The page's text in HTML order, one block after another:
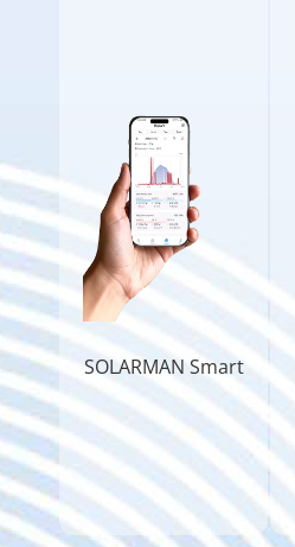
SOLARMAN Smart